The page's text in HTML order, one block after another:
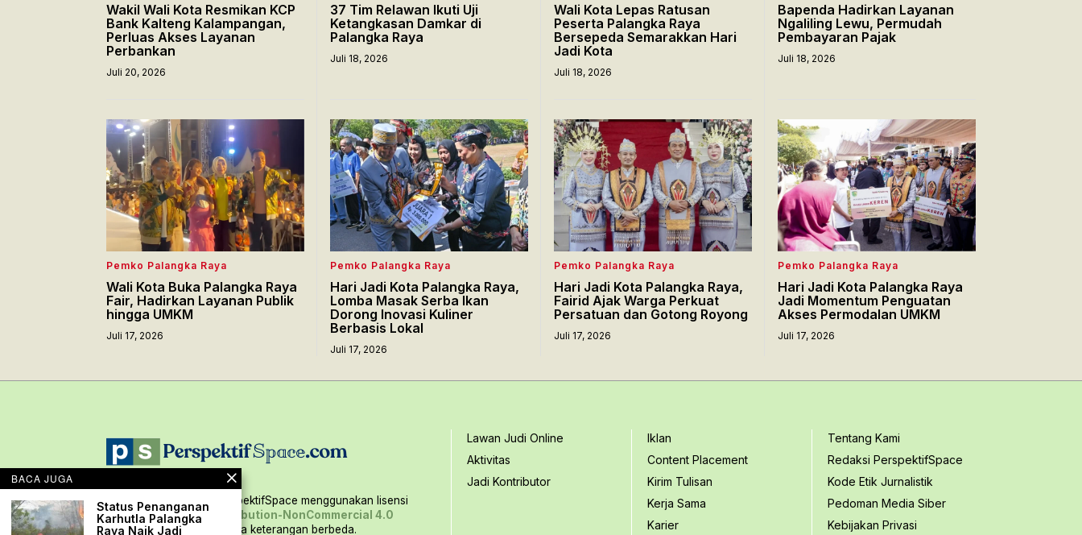
Wakil Wali Kota Resmikan KCP
Bank Kalteng Kalampangan,
Perluas Akses Layanan
Perbankan
Juli 20, 2026
37 Tim Relawan Ikuti Uji
Ketangkasan Damkar di
Palangka Raya
Juli 18, 2026
Wali Kota Lepas Ratusan
Peserta Palangka Raya
Bersepeda Semarakkan Hari
Jadi Kota
Juli 18, 2026
Bapenda Hadirkan Layanan
Ngaliling Lewu, Permudah
Pembayaran Pajak
Juli 18, 2026
Pemko Palangka Raya
Wali Kota Buka Palangka Raya
Fair, Hadirkan Layanan Publik
hingga UMKM
Juli 17, 2026
Pemko Palangka Raya
Hari Jadi Kota Palangka Raya,
Lomba Masak Serba Ikan
Dorong Inovasi Kuliner
Berbasis Lokal
Juli 17, 2026
Pemko Palangka Raya
Hari Jadi Kota Palangka Raya,
Fairid Ajak Warga Perkuat
Persatuan dan Gotong Royong
Juli 17, 2026
Pemko Palangka Raya
Hari Jadi Kota Palangka Raya
Jadi Momentum Penguatan
Akses Permodalan UMKM
Juli 17, 2026
Seluruh konten situs PerspektifSpace menggunakan lisensi
Creative Commons Attribution-NonCommercial 4.0
International,kecuali ada keterangan berbeda.
Lawan Judi Online
Aktivitas
Jadi Kontributor
Iklan
Content Placement
Kirim Tulisan
Kerja Sama
Karier
Tentang Kami
Redaksi PerspektifSpace
Kode Etik Jurnalistik
Pedoman Media Siber
Kebijakan Privasi
BACA JUGA
Status Penanganan
Karhutla Palangka
Raya Naik Jadi